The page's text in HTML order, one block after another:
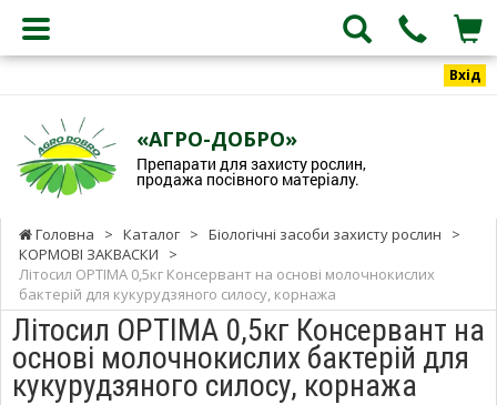
Вхід
«АГРО-ДОБРО»
Препарати для захисту рослин,
продажа посівного матеріалу.
Головна > Каталог > Біологічні засоби захисту рослин
>
КОРМОВІ ЗАКВАСКИ
>
Літосил OPTIMA 0,5кг Консервант на основі молочнокислих
бактерій для кукурудзяного силосу, корнажа
Літосил OPTIMA 0,5кг Консервант на
основі молочнокислих бактерій для
кукурудзяного силосу, корнажа